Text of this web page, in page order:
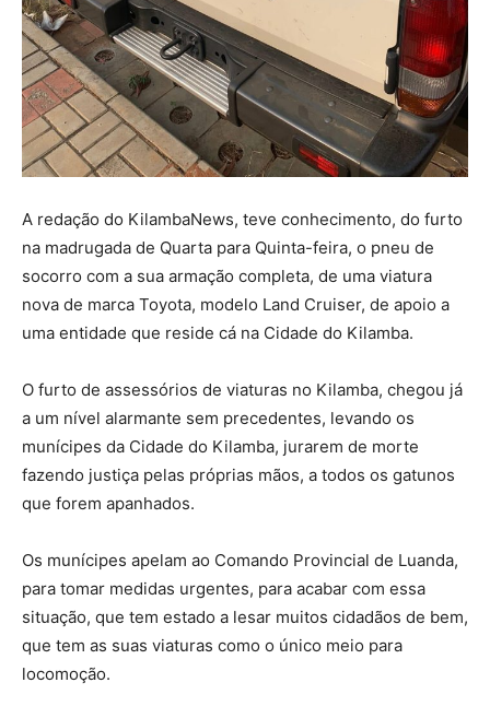
A redação do KilambaNews, teve conhecimento, do furto
na madrugada de Quarta para Quinta-feira, o pneu de
socorro com a sua armação completa, de uma viatura
nova de marca Toyota, modelo Land Cruiser, de apoio a
uma entidade que reside cá na Cidade do Kilamba.
O furto de assessórios de viaturas no Kilamba, chegou já
a um nível alarmante sem precedentes, levando os
munícipes da Cidade do Kilamba, jurarem de morte
fazendo justiça pelas próprias mãos, a todos os gatunos
que forem apanhados.
Os munícipes apelam ao Comando Provincial de Luanda,
para tomar medidas urgentes, para acabar com essa
situação, que tem estado a lesar muitos cidadãos de bem,
que tem as suas viaturas como o único meio para
locomoção.